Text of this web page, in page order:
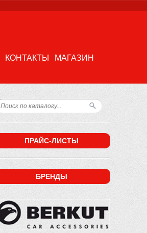
КОНТАКТЫ МАГАЗИН
ПРАЙС-ЛИСТЫ
БРЕНДЫ